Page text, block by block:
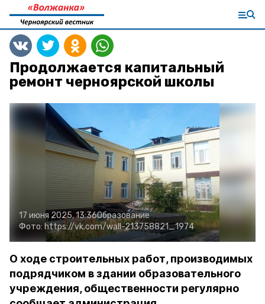
Продолжается капитальный
ремонт черноярской школы
17 июня 2025, 13:36Образование
Фото: https://vk.com/wall-213758821_1974
О ходе строительных работ, производимых
подрядчиком в здании образовательного
учреждения, общественности регулярно